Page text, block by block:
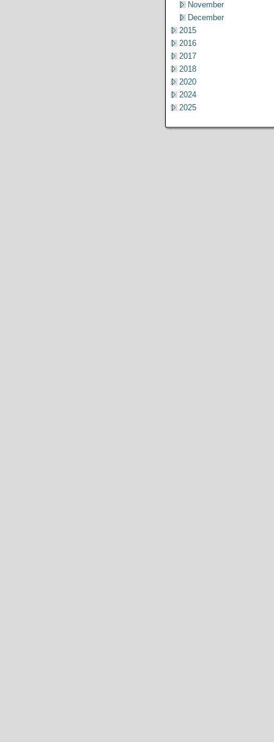
November
December
2015
2016
2017
2018
2020
2024
2025